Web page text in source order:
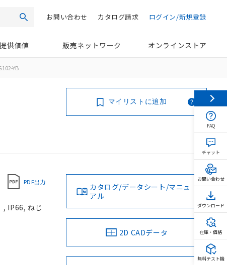
検索 ログイン/新規登録
カタログ請求
お問い合わせ
供価値 販売ネットワーク オンラインストア
YB
マイリストに追加
PDF出力
, IP66, ねじ
カタログ/データシート/マニュ
アル
2D CADデータ
FAQ
チャット
お問い合わせ
ダウンロード
在庫・価格
無料テスト機